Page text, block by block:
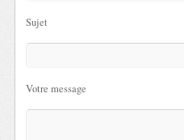
Sujet
Votre message